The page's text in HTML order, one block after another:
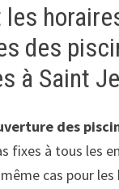
des
à Saint
des
fixes à tous les
cas pour